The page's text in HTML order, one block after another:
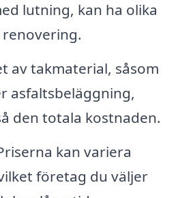
lutning, kan ha olika
av takmaterial, såsom
asfaltsbeläggning,
den totala kostnaden.
kan variera
företag du väljer